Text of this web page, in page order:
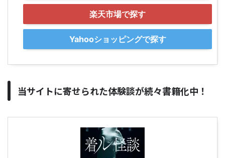
楽天市場で探す
Yahooショッピングで探す
当サイトに寄せられた体験談が続々書籍化中！